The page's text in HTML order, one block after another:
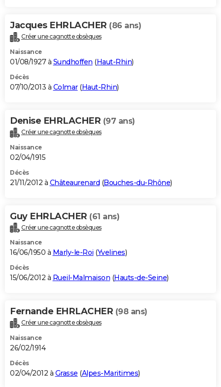
Jacques EHRLACHER (86 ans)
Créer une cagnotte obsèques
Naissance
01/08/1927 à Sundhoffen (Haut-Rhin)
Décès
07/10/2013 à Colmar(Haut-Rhin)
Denise EHRLACHER (97 ans)
Créer une cagnotte obsèques
Naissance
02/04/1915
Décès
21/11/2012 à Châteaurenard (Bouches-du-Rhône)
Guy EHRLACHER (61 ans)
Créer une cagnotte obsèques
Naissance
16/06/1950 à Marly-le-Roi (Yvelines)
Décès
15/06/2012 à Rueil-Malmaison (Hauts-de-Seine)
Fernande EHRLACHER (98 ans)
Créer une cagnotte obsèques
Naissance
26/02/1914
Décès
02/04/2012 à Grasse (Alpes-Maritimes)